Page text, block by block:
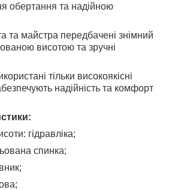
обертання та надійною
та майстра передбачені знімний
висотою та зручні
тільки високоякісні
надійність та комфорт
гідравліка;
спинка;